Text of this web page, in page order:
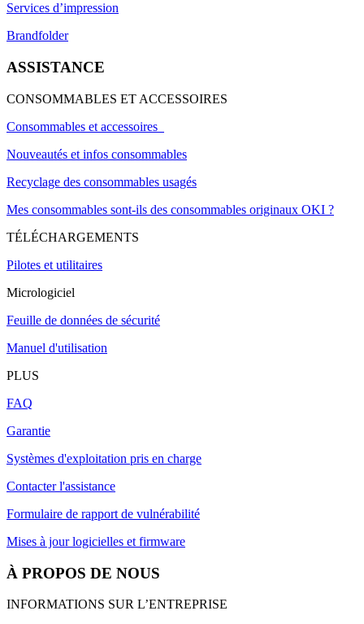
Services d’impression
Brandfolder
ASSISTANCE
CONSOMMABLES ET ACCESSOIRES
Consommables et accessoires
Nouveautés et infos consommables
Recyclage des consommables usagés
Mes consommables sont-ils des consommables originaux OKI ?
TÉLÉCHARGEMENTS
Pilotes et utilitaires
Micrologiciel
Feuille de données de sécurité
Manuel d'utilisation
PLUS
FAQ
Garantie
Systèmes d'exploitation pris en charge
Contacter l'assistance
Formulaire de rapport de vulnérabilité
Mises à jour logicielles et firmware
À PROPOS DE NOUS
INFORMATIONS SUR L’ENTREPRISE